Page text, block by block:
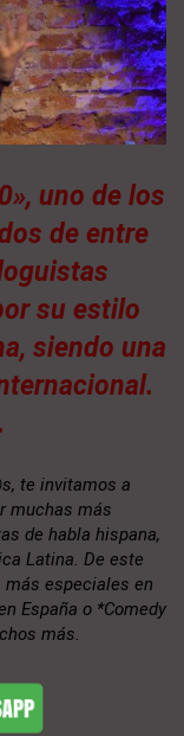
uno de los
de entre
su estilo
siendo una
te invitamos a
muchas más
de habla hispana,
Latina. De este
especiales en
España o *Comedy
más.